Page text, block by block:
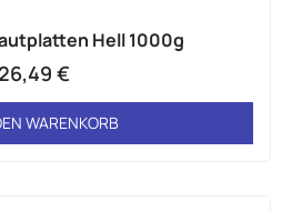
Hell 1000g
26,49 €
WARENKORB